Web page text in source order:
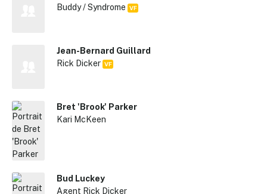
Buddy / Syndrome VF
Jean-Bernard Guillard
Rick Dicker VF
Bret 'Brook' Parker
Kari McKeen
Bud Luckey
Agent Rick Dicker